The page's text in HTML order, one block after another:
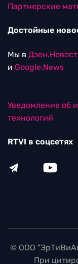
Партнерские
Достойные
Мы в
и Google.News
Уведомление об
технологий
RTVI в соцсетях
© ООО
При